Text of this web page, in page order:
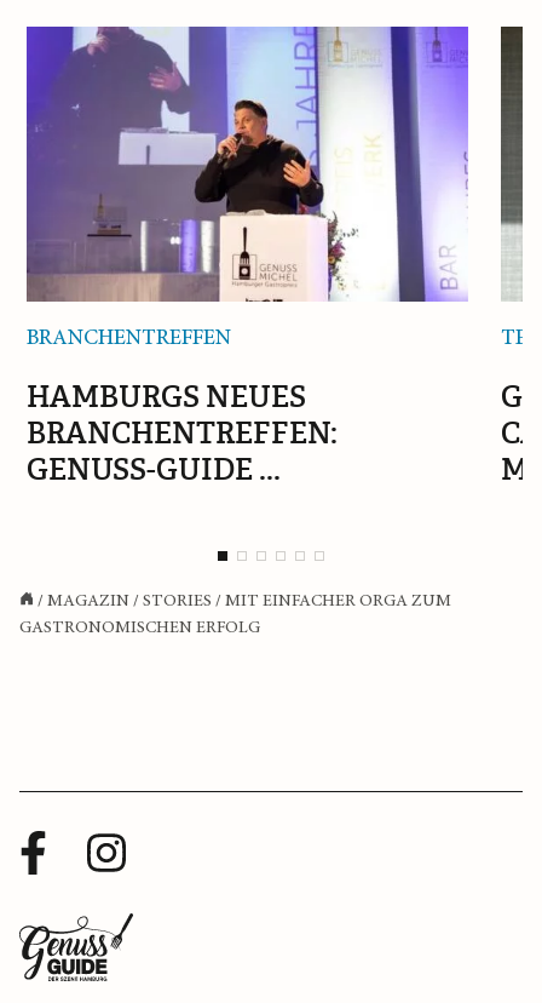
BRANCHENTREFFEN
HAMBURGS NEUES
BRANCHENTREFFEN:
GENUSS-GUIDE ...
/ MAGAZIN/ STORIES / MIT EINFACHER ORGA ZUM
GASTRONOMISCHEN ERFOLG
Facebook
Profil
Instagram
Zurück
zur